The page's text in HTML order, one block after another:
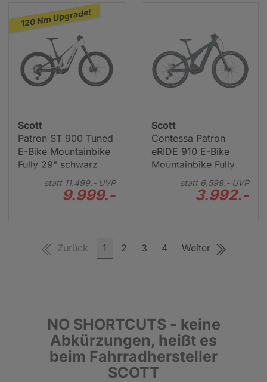
120 Nm Upgrade!
Scott
Patron ST 900 Tuned
E-Bike Mountainbike
Fully 29" schwarz
statt 11.499.-UVP
9.999.-
Scott
Contessa Patron
eRIDE 910 E-Bike
Mountainbike Fully
29" grünstatt 6.599.-UVP
3.992.-
Zurück 1 2 3 4 Weiter
NO SHORTCUTS - keine
Abkürzungen, heißt es
beim Fahrradhersteller
SCOTT